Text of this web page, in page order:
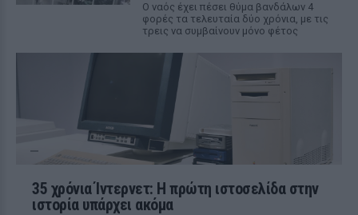
Ο ναός έχει πέσει θύμα βανδάλων 4
φορές τα τελευταία δύο χρόνια, με τις
τρεις να συμβαίνουν μόνο φέτος
35 χρόνια Ίντερνετ: Η πρώτη ιστοσελίδα στην
ιστορία υπάρχει ακόμα